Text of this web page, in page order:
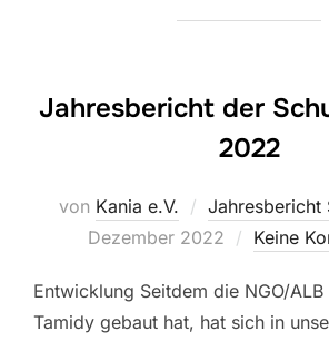
Jahresbericht der
2022
von Kania e.V. Jahresbericht
Dezember 2022
Keine
Entwicklung Seitdem die NGO/
Tamidy gebaut hat, hat sich in